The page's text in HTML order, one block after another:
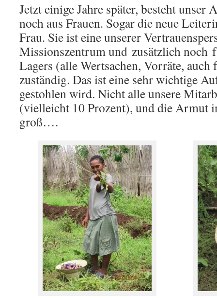
Jetzt einige Jahre später, besteht unser
noch aus Frauen. Sogar die neue
Frau. Sie ist eine unserer
Missionszentrum und zusätzlich noch
Lagers (alle Wertsachen, Vorräte,
zuständig. Das ist eine sehr wichtige
gestohlen wird. Nicht alle unsere
(vielleicht 10 Prozent), und die Armut
groß….